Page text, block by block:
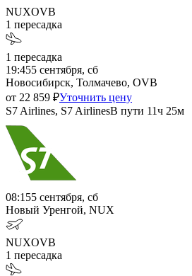
NUXOVB
1 пересадка
1 пересадка
19:455 сентября, сб
Новосибирск, Толмачево, OVB
от 22 859 ₽Уточнить цену
S7 Airlines, S7 AirlinesВ пути 11ч 25м
08:155 сентября, сб
Новый Уренгой, NUX
NUXOVB
1 пересадка